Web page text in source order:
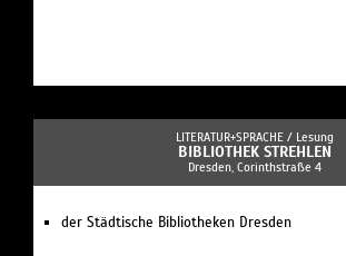
LITERATUR+SPRACHE / Lesung
BIBLIOTHEK STREHLEN
Dresden, Corinthstraße 4
der Städtische Bibliotheken Dresden